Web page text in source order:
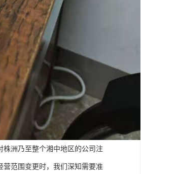
株洲乃至整个湘中地区的公司注
范围变更时，我们深知需要准